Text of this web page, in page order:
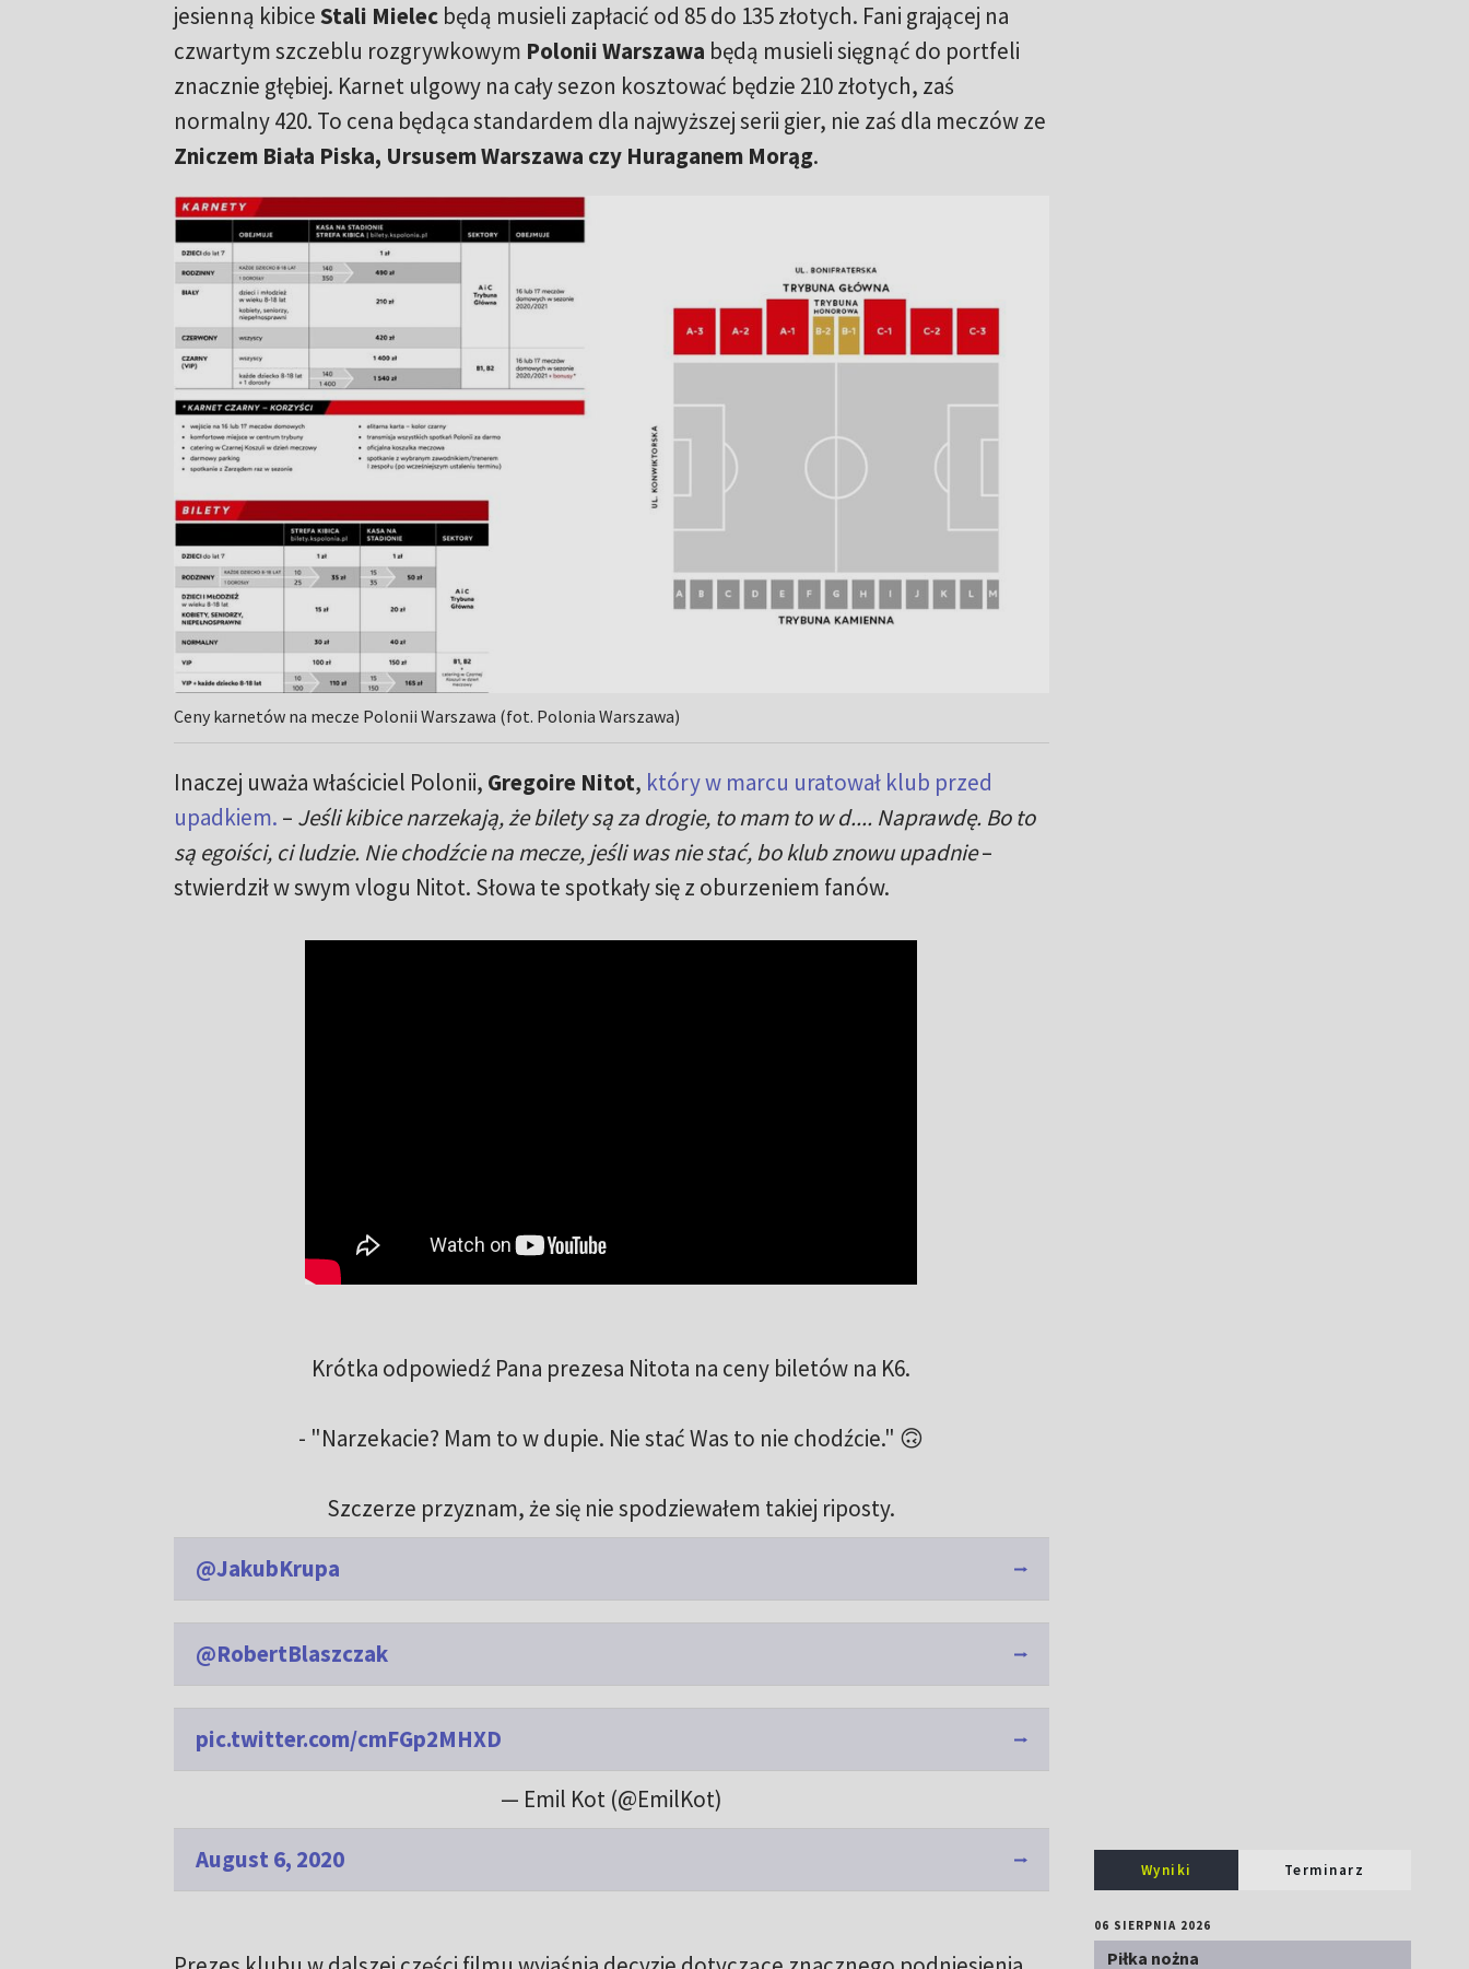
jesienną kibiceStali Mielecbędą musieli zapłacić od 85 do 135 złotych. Fani grającej na
czwartym szczeblu rozgrywkowym Polonii Warszawa będą musieli sięgnąć do portfeli
znacznie głębiej. Karnet ulgowy na cały sezon kosztować będzie 210 złotych, zaś
normalny 420. To cena będąca standardem dla najwyższej serii gier, nie zaś dla meczów ze
Zniczem Biała Piska, Ursusem Warszawa czy Huraganem Morąg.
Ceny karnetów na mecze Polonii Warszawa (fot. Polonia Warszawa)
Inaczej uważa właściciel Polonii, Gregoire Nitot, który w marcu uratował klub przed
upadkiem. – Jeśli kibice narzekają, że bilety są za drogie, to mam to w d.... Naprawdę. Bo to
są egoiści, ci ludzie. Nie chodźcie na mecze, jeśli was nie stać, bo klub znowu upadnie–
stwierdził w swym vlogu Nitot. Słowa te spotkały się z oburzeniem fanów.
Krótka odpowiedź Pana prezesa Nitota na ceny biletów na K6.
- "Narzekacie? Mam to w dupie. Nie stać Was to nie chodźcie." 🙃
Szczerze przyznam, że się nie spodziewałem takiej riposty.
@JakubKrupa
@RobertBlaszczak
pic.twitter.com/cmFGp2MHXD
— Emil Kot (@EmilKot)
August 6, 2020 Wyniki Terminarz
06 SIERPNIA 2026
Piłka nożna